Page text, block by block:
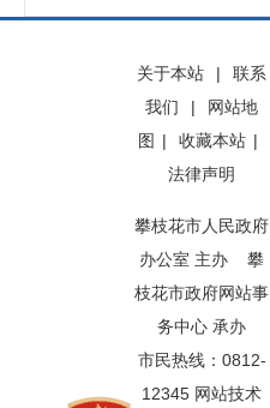
关于本站 |
联系
我们
|
网站地
图 | 收藏本站 |
法律声明
攀枝花市人民政府
办公室 主办 攀
枝花市政府网站事
务中心 承办
市民热线：0812-
12345 网站技术